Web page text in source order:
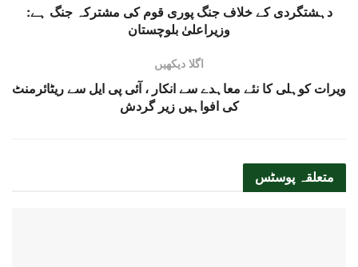
دہشتگردی کے خلاف جنگ پوری قوم کی مشترکہ جنگ ہے:
وزیراعلیٰ بلوچستان
اگلا دیکھیں
ویرات کوہلی کا نئے معاہدے سے انکار ، آئی پی ایل سے ریٹائرمنٹ
کی افواہیں زیر گردش
متعلقہ پوسٹس